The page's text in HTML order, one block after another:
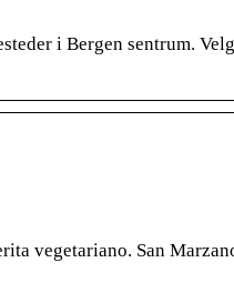
i Bergen sentrum.
vegetariano. San